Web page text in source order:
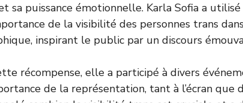
sa puissance émotionnelle. Karla Sofia a
de la visibilité des personnes trans
inspirant le public par un discours
récompense, elle a participé à divers
de la représentation, tant à l’écran que